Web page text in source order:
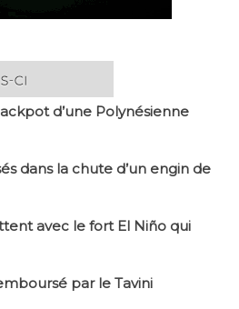
d’une Polynésienne
dans la chute d’un engin de
avec le fort El Niño qui
par le Tavini